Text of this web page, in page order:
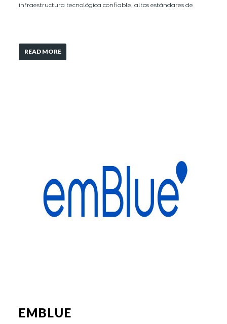
infraestructura tecnológica confiable, altos estándares de
READ MORE
EMBLUE